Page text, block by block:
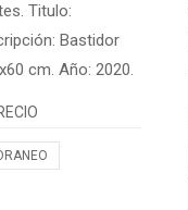
Titulo:
Bastidor
cm. Año: 2020.